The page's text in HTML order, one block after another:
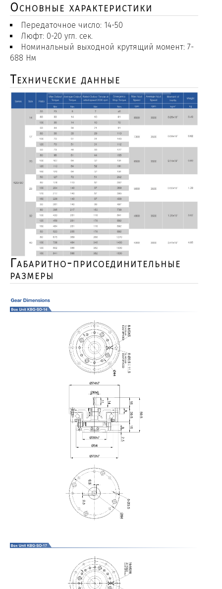
Основные характеристики
Передаточное число: 14-50
Люфт: 0-20 угл. сек.
Номинальный выходной крутящий момент: 7-
688 Нм
Технические данные
Габаритно-присоединительные
размеры